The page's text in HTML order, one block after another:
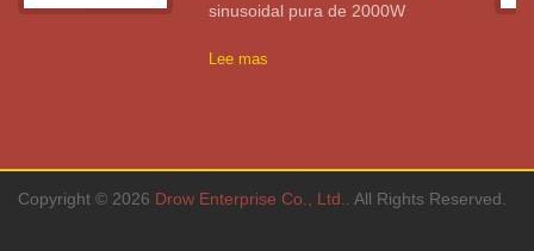
sinusoidal pura de 2000W
Lee mas
Copyright © 2026 Drow Enterprise Co., Ltd.. All Rights Reserved.